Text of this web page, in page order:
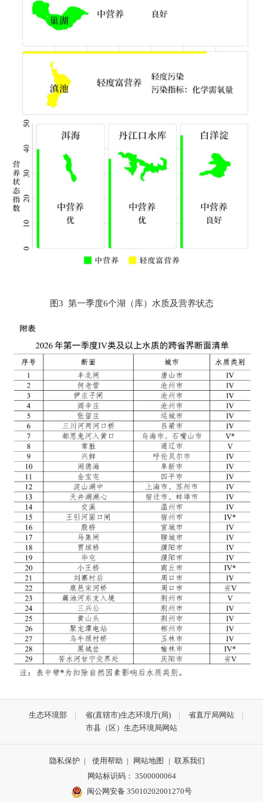
图3 第一季度6个湖（库）水质及营养状态
生态环境部 省(直辖市)生态环境厅(局)
省直厅局网站
市县（区）生态环境局网站
隐私保护 | 使用帮助 | 网站地图 | 联系我们
网站标识码： 3500000064
闽公网安备 35010202001270号